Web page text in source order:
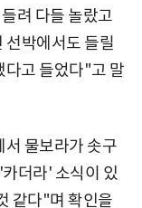
려 다들 놀랐고
박에서도 들릴
다고 들었다"고 말
서 물보라가 솟구
더라' 소식이 있
같다"며 확인을